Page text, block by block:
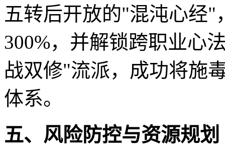
五转后开放的"混沌心经"
300%，并解锁跨职业心
战双修"流派，成功将施
体系。
五、风险防控与资源规划